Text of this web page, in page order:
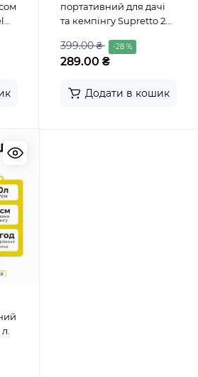
портативний для дачі
та кемпінгу Supretto 20
399.00 ₴ -28 %
289.00 ₴
Додати в кошик